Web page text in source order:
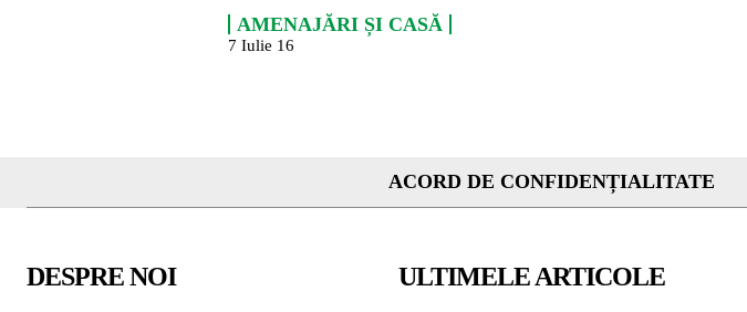
AMENAJĂRI ȘI CASĂ
7 Iulie 16
ACORD DE CONFIDENȚIALITATE
DESPRE NOI ULTIMELE ARTICOLE